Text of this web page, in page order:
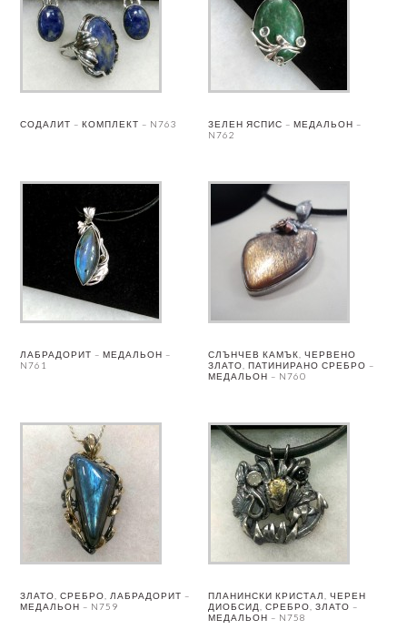
СОДАЛИТ – КОМПЛЕКТ – N763
ЗЕЛЕН ЯСПИС – МЕДАЛЬОН –
N762
ЛАБРАДОРИТ – МЕДАЛЬОН –
N761
СЛЪНЧЕВ КАМЪК, ЧЕРВЕНО
ЗЛАТО, ПАТИНИРАНО СРЕБРО –
МЕДАЛЬОН – N760
ЗЛАТО, СРЕБРО, ЛАБРАДОРИТ –
МЕДАЛЬОН – N759
ПЛАНИНСКИ КРИСТАЛ, ЧЕРЕН
ДИОБСИД, СРЕБРО, ЗЛАТО –
МЕДАЛЬОН – N758